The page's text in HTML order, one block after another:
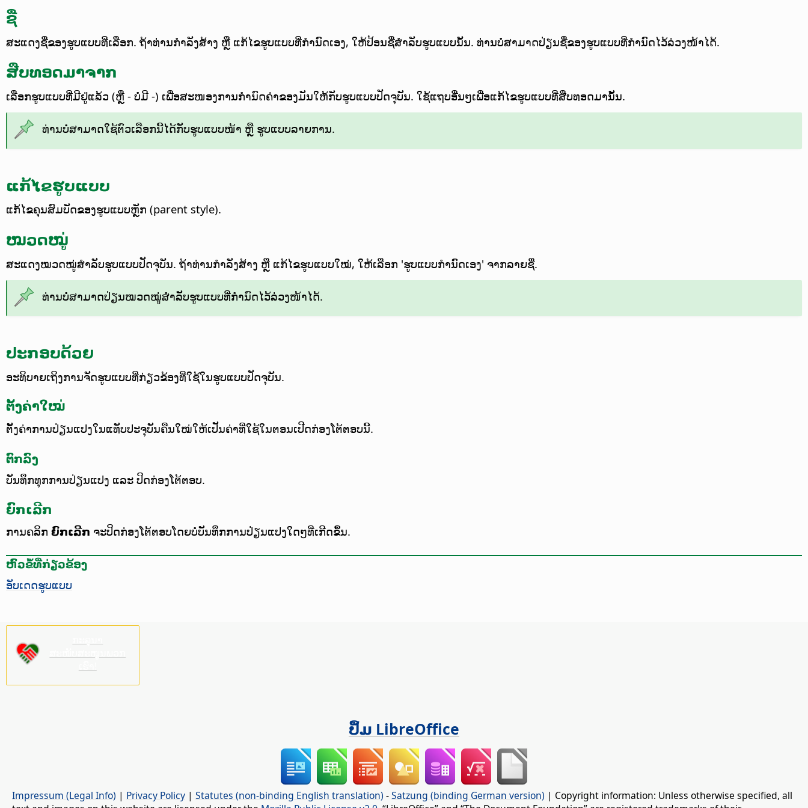
ຊື່
ສະແດງຊື່ຂອງຮູບແບບທີ່ເລືອກ. ຖ້າທ່ານກຳລັງສ້າງ ຫຼື ແກ້ໄຂຮູບແບບທີ່ກຳນົດເອງ, ໃຫ້ປ້ອນຊື່ສຳລັບຮູບແບບນັ້ນ. ທ່ານບໍ່ສາມາດປ່ຽນຊື່ຂອງຮູບແບບທີ່ກຳນົດໄວ້ລ່ວງໜ້າໄດ້.
ສືບທອດມາຈາກ
ເລືອກຮູບແບບທີ່ມີຢູ່ແລ້ວ (ຫຼື - ບໍ່ມີ -) ເພື່ອສະໜອງການກຳນົດຄ່າຂອງມັນໃຫ້ກັບຮູບແບບປັດຈຸບັນ. ໃຊ້ແຖບອື່ນໆເພື່ອແກ້ໄຂຮູບແບບທີ່ສືບທອດມານັ້ນ.
ທ່ານບໍ່ສາມາດໃຊ້ຕົວເລືອກນີ້ໄດ້ກັບຮູບແບບໜ້າ ຫຼື ຮູບແບບລາຍການ.
ແກ້ໄຂຮູບແບບ
ແກ້ໄຂຄຸນສົມບັດຂອງຮູບແບບຫຼັກ (parent style).
ໝວດໝູ່
ສະແດງໝວດໝູ່ສຳລັບຮູບແບບປັດຈຸບັນ. ຖ້າທ່ານກຳລັງສ້າງ ຫຼື ແກ້ໄຂຮູບແບບໃໝ່, ໃຫ້ເລືອກ 'ຮູບແບບກຳນົດເອງ' ຈາກລາຍຊື່.
ທ່ານບໍ່ສາມາດປ່ຽນໝວດໝູ່ສຳລັບຮູບແບບທີ່ກຳນົດໄວ້ລ່ວງໜ້າໄດ້.
ປະກອບດ້ວຍ
ອະທິບາຍເຖິງການຈັດຮູບແບບທີ່ກ່ຽວຂ້ອງທີ່ໃຊ້ໃນຮູບແບບປັດຈຸບັນ.
ຕັ້ງຄ່າໃໝ່
ຕັ້ງຄ່າການປ່ຽນແປງໃນແທັບປະຈຸບັນຄືນໃໝ່ໃຫ້ເປັນຄ່າທີ່ໃຊ້ໃນຕອນເປີດກ່ອງໂຕ້ຕອບນີ້.
ຕົກລົງ
ບັນທຶກທຸກການປ່ຽນແປງ ແລະ ປິດກ່ອງໂຕ້ຕອບ.
ຍົກເລີກ
ການຄລິກ ຍົກເລີກ ຈະປິດກ່ອງໂຕ້ຕອບໂດຍບໍ່ບັນທຶກການປ່ຽນແປງໃດໆທີ່ເກີດຂຶ້ນ.
ຫົວຂໍ້ທີ່ກ່ຽວຂ້ອງ
ອັບເດດຮູບແບບ
ປຶ້ມ LibreOffice
Impressum (Legal Info) | Privacy Policy | Statutes (non-binding English translation) -Satzung (binding German version) | Copyright information: Unless otherwise specified, all